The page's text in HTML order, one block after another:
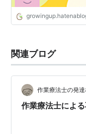
関連ブログ
作業療法士の発
作業療法士によ